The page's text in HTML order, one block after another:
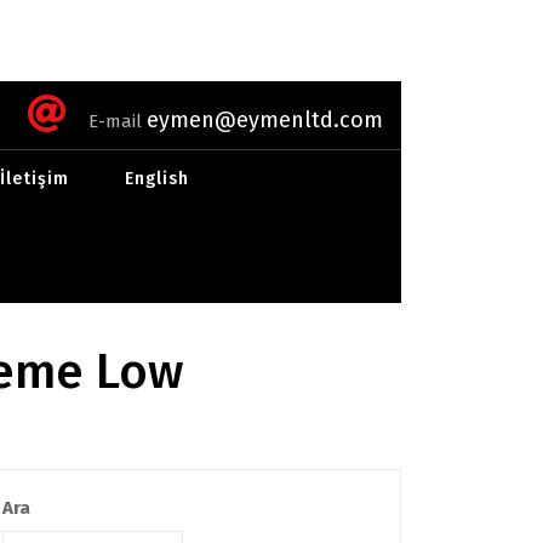
E-mail eymen@eymenltd.com
İletişim English
Low
Ara